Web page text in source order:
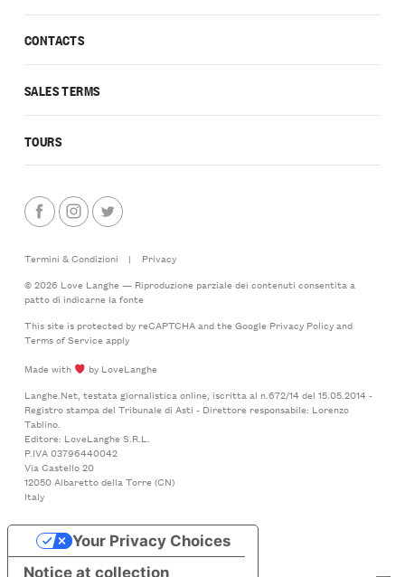
CONTACTS
SALES TERMS
TOURS
Termini & Condizioni |
Privacy
© 2026 Love Langhe — Riproduzione parziale dei contenuti consentita a
patto di indicarne la fonte
This site is protected by reCAPTCHA and the Google Privacy Policyand
Terms of Serviceapply
Made with
by LoveLanghe
Langhe.Net, testata giornalistica online, iscritta al n.672/14 del 15.05.2014 -
Registro stampa del Tribunale di Asti - Direttore responsabile: Lorenzo
Tablino.
Editore: LoveLanghe S.R.L.
P.IVA 03796440042
Via Castello 20
12050 Albaretto della Torre (CN)
Italy
Notice at collection
Your Privacy Choices